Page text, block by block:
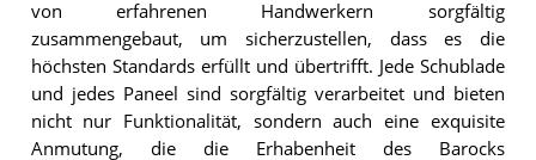
von erfahrenen Handwerkern sorgfältig
zusammengebaut, um sicherzustellen, dass es die
höchsten Standards erfüllt und übertrifft. Jede Schublade
und jedes Paneel sind sorgfältig verarbeitet und bieten
nicht nur Funktionalität, sondern auch eine exquisite
Anmutung, die die Erhabenheit des Barocks